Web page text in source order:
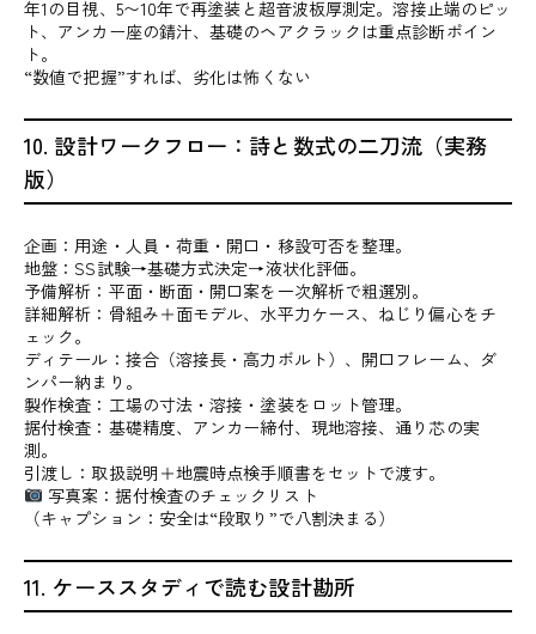
年1の目視、5〜10年で再塗装と超音波板厚測定。溶接止端のピッ
ト、アンカー座の錆汁、基礎のヘアクラックは重点診断ポイン
ト。
“数値で把握”すれば、劣化は怖くない
10. 設計ワークフロー：詩と数式の二刀流（実務
版）
企画：用途・人員・荷重・開口・移設可否を整理。
地盤：SS試験→基礎方式決定→液状化評価。
予備解析：平面・断面・開口案を一次解析で粗選別。
詳細解析：骨組み＋面モデル、水平力ケース、ねじり偏心をチ
ェック。
ディテール：接合（溶接長・高力ボルト）、開口フレーム、ダ
ンパー納まり。
製作検査：工場の寸法・溶接・塗装をロット管理。
据付検査：基礎精度、アンカー締付、現地溶接、通り芯の実
測。
引渡し：取扱説明＋地震時点検手順書をセットで渡す。
写真案：据付検査のチェックリスト
（キャプション：安全は“段取り”で八割決まる）
11. ケーススタディで読む設計勘所